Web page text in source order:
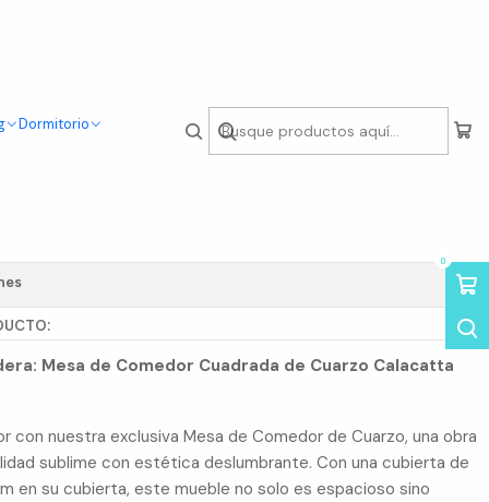
Dormitorio
0
Cuadrada de
Mesa de Comedor Cuadrada de Cuarzo Calacatta
con nuestra exclusiva Mesa de Comedor de Cuarzo, una obra
sublime con estética deslumbrante. Con una cubierta de
en su cubierta, este mueble no solo es espacioso sino